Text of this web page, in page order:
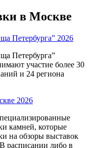
в Москве
Петербурга” 2026
Петербурга”
участие более 30
и 24 региона
2026
камней, которые
на обзоры выставок
расписании либо в